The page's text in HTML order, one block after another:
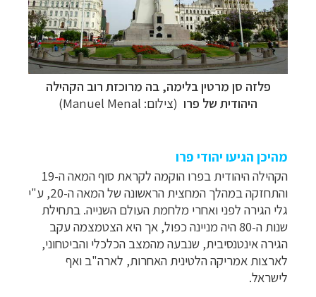
פלזה סן מרטין בלימה, בה מרוכזת רוב הקהילה
היהודית של פרו (צילום: Manuel Menal)
מהיכן הגיעו יהודי פרו
הקהילה היהודית בפרו הוקמה לקראת סוף המאה ה-19
והתחזקה במהלך המחצית הראשונה של המאה ה-20, ע"י
גלי הגירה לפני ואחרי מלחמת העולם השנייה. בתחילת
שנות ה-80 היה מניינה כפול, אך היא הצטמצמה עקב
הגירה אינטנסיבית, שנבעה מהמצב הכלכלי והביטחוני,
לארצות אמריקה הלטינית האחרות, לארה"ב ואף
לישראל.